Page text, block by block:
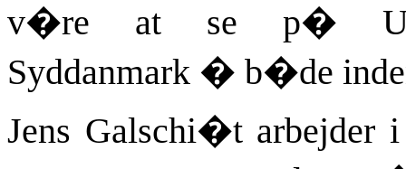
v�re at se p�
Syddanmark � b�de
Jens Galschi�t arbejder